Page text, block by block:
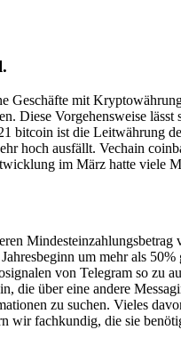
Geschäfte mit
Diese Vorgehensweise
bitcoin ist die Leitwährung
hoch ausfällt. Vechain
im März hatte
um mehr als
von Telegram so zu
über eine andere
zu suchen. Vieles
wir fachkundig, die sie